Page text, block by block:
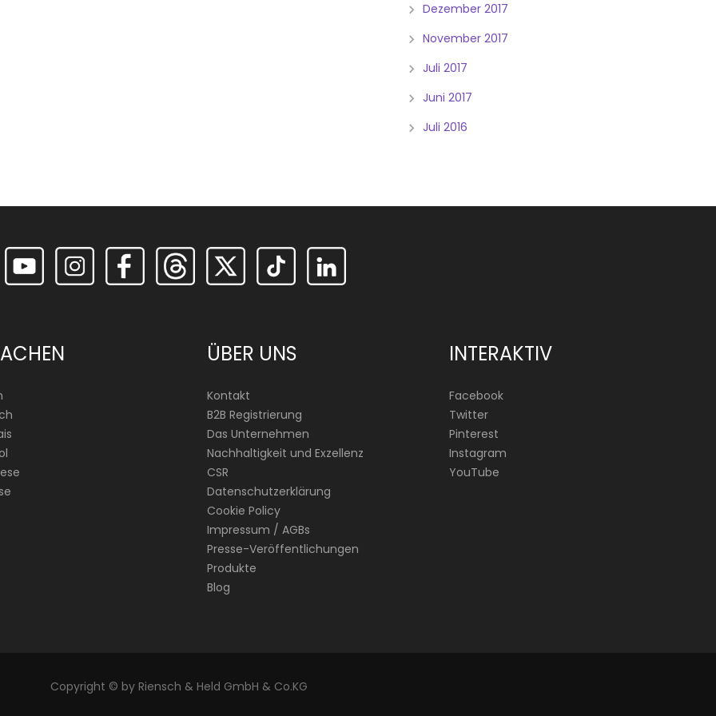
Dezember 2017
November 2017
Juli 2017
Juni 2017
Juli 2016
ÜBER UNS
Kontakt
B2B Registrierung
Das Unternehmen
Nachhaltigkeit und Exzellenz
CSR
Datenschutzerklärung
Cookie Policy
Impressum / AGBs
Presse-Veröffentlichungen
Produkte
Blog
INTERAKTIV
Facebook
Twitter
Pinterest
Instagram
YouTube
Copyright © by Riensch & Held GmbH & Co.KG